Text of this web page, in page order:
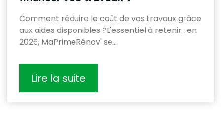
Comment réduire le coût de vos travaux grâce
aux aides disponibles ?L'essentiel à retenir : en
2026, MaPrimeRénov' se…
Lire la suite